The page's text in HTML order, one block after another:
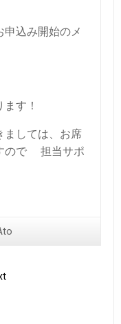
込み開始のメ
す！
しては、お席
ので 担当サポ